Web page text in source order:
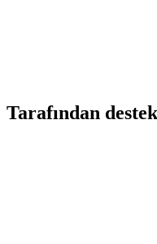
Tarafından